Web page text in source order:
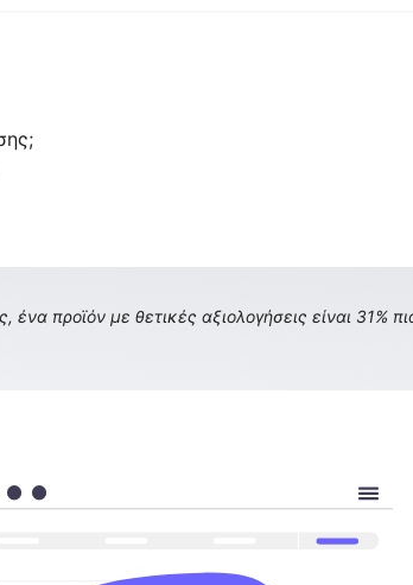
προϊόν με θετικές αξιολογήσεις είναι 31%